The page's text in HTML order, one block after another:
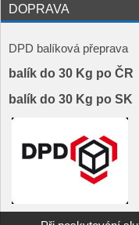
DOPRAVA
DPD balíková přeprava
balík do 30 Kg po ČR
balík do 30 Kg po SK